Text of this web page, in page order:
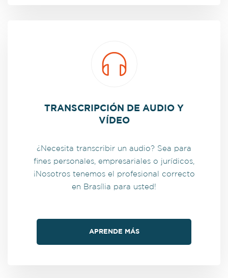
TRANSCRIPCIÓN DE AUDIO Y
VÍDEO
¿Necesita transcribir un audio? Sea para
fines personales, empresariales o jurídicos,
¡Nosotros tenemos el profesional correcto
en Brasília para usted!
APRENDE MÁS